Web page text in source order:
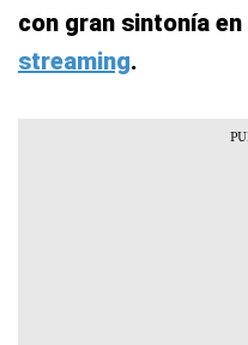
con gran sintonía en
streaming.